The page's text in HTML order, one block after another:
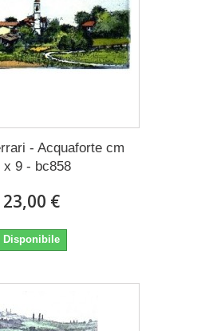
- Acquaforte cm
x 9 - bc858
23,00 €
Disponibile